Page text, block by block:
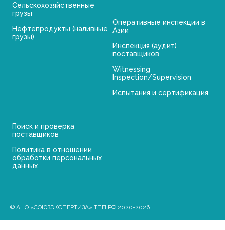
Сельскохозяйственные
грузы
Нефтепродукты (наливные
грузы)
Оперативные инспекции в
Азии
Инспекция (аудит)
поставщиков
Witnessing
Inspection/Supervision
Испытания и сертификация
Поиск и проверка
поставщиков
Политика в отношении
обработки персональных
данных
© АНО «СОЮЗЭКСПЕРТИЗА» ТПП РФ 2020-2026